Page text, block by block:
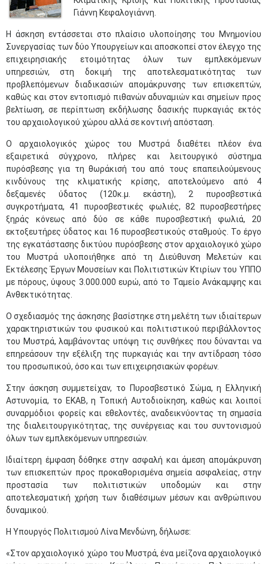
Γιάννη Κεφαλογιάννη.
Η άσκηση εντάσσεται στο πλαίσιο υλοποίησης του Μνημονίου
Συνεργασίας των δύο Υπουργείων και αποσκοπεί στον έλεγχο της
επιχειρησιακής ετοιμότητας όλων των εμπλεκόμενων
υπηρεσιών, στη δοκιμή της αποτελεσματικότητας των
προβλεπόμενων διαδικασιών απομάκρυνσης των επισκεπτών,
καθώς και στον εντοπισμό πιθανών αδυναμιών και σημείων προς
βελτίωση, σε περίπτωση εκδήλωσης δασικής πυρκαγιάς εκτός
του αρχαιολογικού χώρου αλλά σε κοντινή απόσταση.
O αρχαιολογικός χώρος του Μυστρά διαθέτει πλέον ένα
εξαιρετικά σύγχρονο, πλήρες και λειτουργικό σύστημα
πυρόσβεσης για τη θωράκισή του από τους επαπειλούμενους
κινδύνους της κλιματικής κρίσης, αποτελούμενο από 4
δεξαμενές ύδατος (120κ.μ. εκάστη), 2 πυροσβεστικά
συγκροτήματα, 41 πυροσβεστικές φωλιές, 82 πυροσβεστήρες
ξηράς κόνεως από δύο σε κάθε πυροσβεστική φωλιά, 20
εκτοξευτήρες ύδατος και 16 πυροσβεστικούς σταθμούς. Το έργο
της εγκατάστασης δικτύου πυρόσβεσης στον αρχαιολογικό χώρο
του Μυστρά υλοποιήθηκε από τη Διεύθυνση Μελετών και
Εκτέλεσης Έργων Μουσείων και Πολιτιστικών Κτιρίων του ΥΠΠΟ
με πόρους, ύψους 3.000.000 ευρώ, από το Ταμείο Ανάκαμψης και
Ανθεκτικότητας.
Ο σχεδιασμός της άσκησης βασίστηκε στη μελέτη των ιδιαίτερων
χαρακτηριστικών του φυσικού και πολιτιστικού περιβάλλοντος
του Μυστρά, λαμβάνοντας υπόψη τις συνθήκες που δύνανται να
επηρεάσουν την εξέλιξη της πυρκαγιάς και την αντίδραση τόσο
του προσωπικού, όσο και των επιχειρησιακών φορέων.
Στην άσκηση συμμετείχαν, το Πυροσβεστικό Σώμα, η Ελληνική
Αστυνομία, το ΕΚΑΒ, η Τοπική Αυτοδιοίκηση, καθώς και λοιποί
συναρμόδιοι φορείς και εθελοντές, αναδεικνύοντας τη σημασία
της διαλειτουργικότητας, της συνέργειας και του συντονισμού
όλων των εμπλεκόμενων υπηρεσιών.
Ιδιαίτερη έμφαση δόθηκε στην ασφαλή και άμεση απομάκρυνση
των επισκεπτών προς προκαθορισμένα σημεία ασφαλείας, στην
προστασία των πολιτιστικών υποδομών και στην
αποτελεσματική χρήση των διαθέσιμων μέσων και ανθρώπινου
δυναμικού.
Η Υπουργός Πολιτισμού Λίνα Μενδώνη, δήλωσε:
«Στον αρχαιολογικό χώρο του Μυστρά, ένα μείζονα αρχαιολογικό